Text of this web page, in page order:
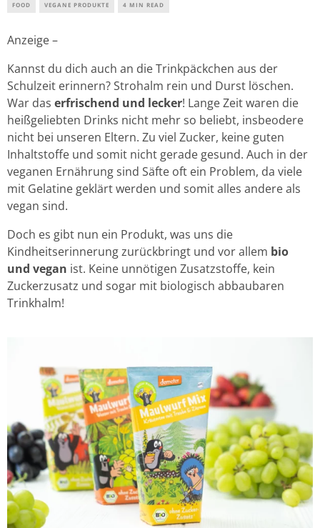
FOOD VEGANE PRODUKTE 4 MIN READ
Anzeige –
Kannst du dich auch an die Trinkpäckchen aus der
Schulzeit erinnern? Strohalm rein und Durst löschen.
War das erfrischend und lecker! Lange Zeit waren die
heißgeliebten Drinks nicht mehr so beliebt, insbeodere
nicht bei unseren Eltern. Zu viel Zucker, keine guten
Inhaltstoffe und somit nicht gerade gesund. Auch in der
veganen Ernährung sind Säfte oft ein Problem, da viele
mit Gelatine geklärt werden und somit alles andere als
vegan sind.
Doch es gibt nun ein Produkt, was uns die
Kindheitserinnerung zurückbringt und vor allem bio
und vegan ist. Keine unnötigen Zusatzstoffe, kein
Zuckerzusatz und sogar mit biologisch abbaubaren
Trinkhalm!